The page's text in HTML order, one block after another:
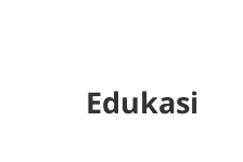
Edukasi